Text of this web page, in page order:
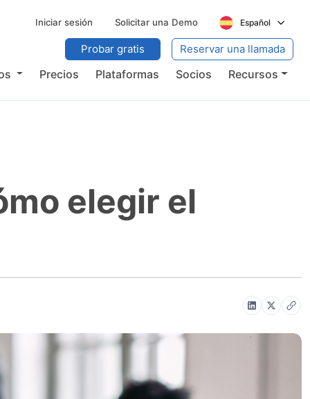
Iniciar sesión Solicitar una Demo Español
Precios Plataformas Socios Recursos
Probar gratis Reservar una llamada
elegir el